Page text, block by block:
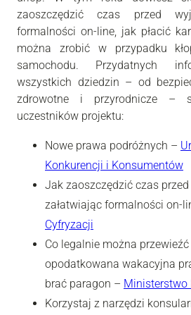
zaoszczędzić czas przed
formalności on-line, jak płacić
można zrobić w przypadku
samochodu. Przydatnych
wszystkich dziedzin – od
zdrowotne i przyrodnicze –
uczestników projektu:
Nowe prawa podróżnych –
Konkurencji i Konsumentów
Jak zaoszczędzić czas
załatwiając formalności on-
Cyfryzacji
Co legalnie można
opodatkowana wakacyjna
brać paragon – Ministerstwo
Korzystaj z narzędzi